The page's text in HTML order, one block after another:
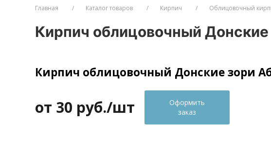
Главная Каталог товаров Кирпич Облицовочный
Кирпич облицовочный
Кирпич облицовочный Донские зори
от 30 руб./шт
Оформить
заказ